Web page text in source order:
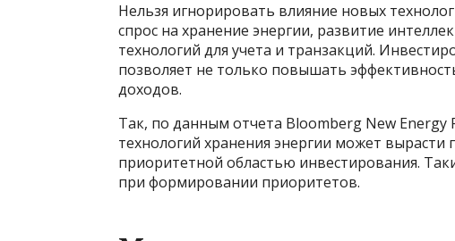
Нельзя игнорировать влияние новых
спрос на хранение энергии, развитие
технологий для учета и транзакций.
позволяет не только повышать
доходов.
Так, по данным отчета Bloomberg New Energy
технологий хранения энергии может вырасти
приоритетной областью инвестирования.
при формировании приоритетов.